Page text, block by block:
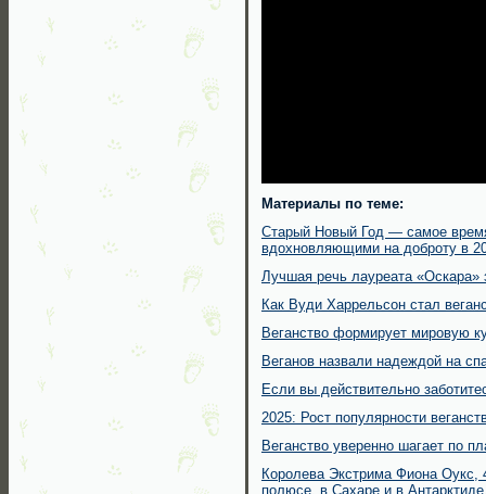
Материалы по теме:
Старый Новый Год — самое
вдохновляющими на доброту в
Лучшая речь лауреата
Как Вуди Харрельсон стал
Веганство формирует мировую
Веганов назвали надеждой на
Если вы действительно
2025: Рост популярности
Веганство уверенно шагает по
Королева Экстрима Фиона Оукс,
полюсе, в Сахаре и в